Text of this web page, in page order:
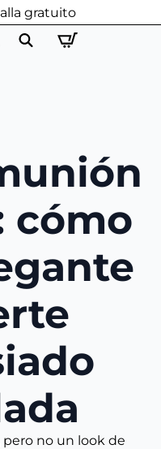
gratuito
cómo
no un look de